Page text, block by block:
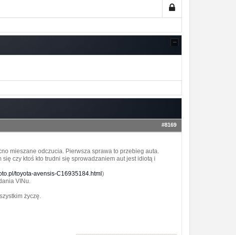
#8169
mieszane odczucia. Pierwsza sprawa to przebieg auta.
czy ktoś kto trudni się sprowadzaniem aut jest idiotą i
toyota-avensis-C16935184.html )
VINu.
życzę.